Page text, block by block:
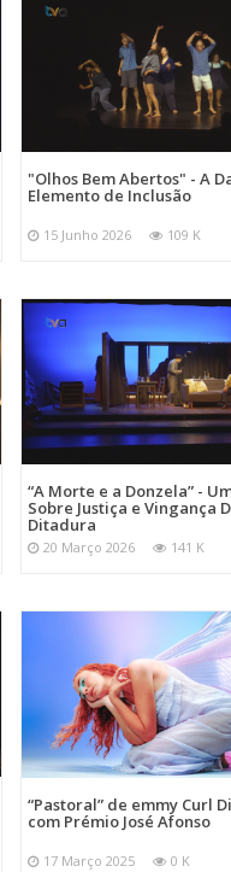
"Olhos Bem Abertos" - A
Elemento de Inclusão
15 Junho 2026 109 K
“A Morte e a Donzela” -
Sobre Justiça e Vingança
Ditadura
20 Março 2026 141 K
“Pastoral” de emmy Curl
com Prémio José Afonso
17 Março 2025 0 K